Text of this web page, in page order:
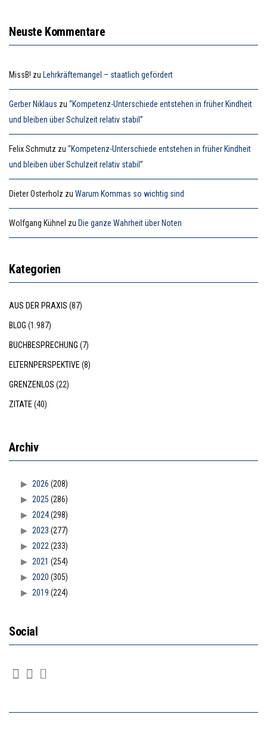
Neuste Kommentare
MissB! zu Lehrkräftemangel – staatlich gefördert
Gerber Niklaus zu “Kompetenz-Unterschiede entstehen in früher Kindheit
und bleiben über Schulzeit relativ stabil”
Felix Schmutz zu “Kompetenz-Unterschiede entstehen in früher Kindheit
und bleiben über Schulzeit relativ stabil”
Dieter Osterholz zu Warum Kommas so wichtig sind
Wolfgang Kühnel zu Die ganze Wahrheit über Noten
Kategorien
AUS DER PRAXIS (87)
BLOG (1.987)
BUCHBESPRECHUNG (7)
ELTERNPERSPEKTIVE(8)
GRENZENLOS (22)
ZITATE(40)
Archiv
2026 (208)
2025 (286)
2024(298)
2023 (277)
2022(233)
2021 (254)
2020 (305)
2019 (224)
Social